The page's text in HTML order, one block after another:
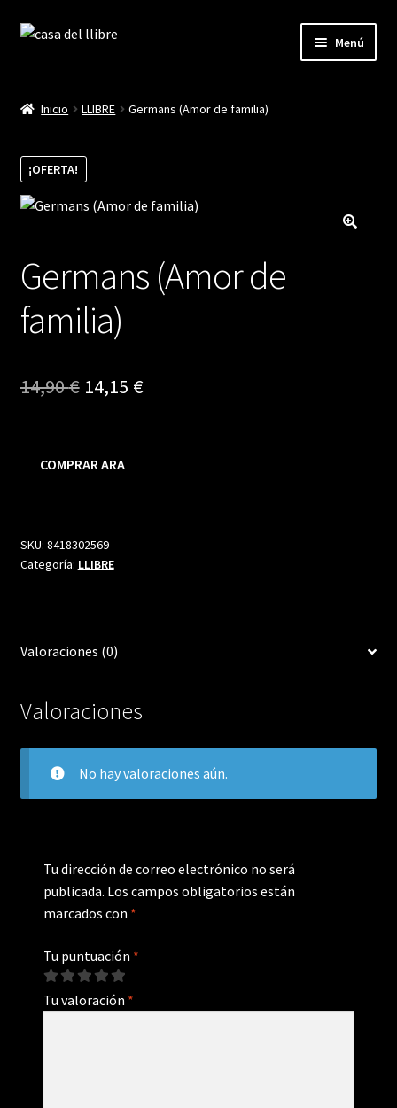
Ir
navegación
Ir
Menú
Cistella
La meva compte
Inicio LLIBRE Germans (Amor de familia)
¡OFERTA!
Germans (Amor de
familia)
14,90€ El
14,15 €El
COMPRAR ARA
SKU: 8418302569
Categoría: LLIBRE
Valoraciones (0)
Valoraciones
No hay valoraciones aún.
Tu dirección de correo electrónico no será
publicada. Los campos obligatorios están
marcados con *
Tu puntuación *
Tu valoración *